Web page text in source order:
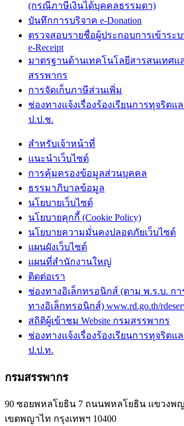
(กรณีภาษีเงินได้บุคคลธรรมดา)
บันทึกการบริจาค e-Donation
ตรวจสอบรายชื่อผู้ประกอบการเข้าระบ
e-Receipt
มาตรฐานด้านเทคโนโลยีสารสนเทศแ
สรรพากร
การจัดเก็บภาษีส่วนเพิ่ม
ช่องทางแจ้งเรื่องร้องเรียนการทุจริต
ป.ป.ช.
สำหรับเจ้าหน้าที่
แนะนำเว็บไซต์
การคุ้มครองข้อมูลส่วนบุคคล
ธรรมาภิบาลข้อมูล
นโยบายเว็บไซต์
นโยบายคุกกี้ (Cookie Policy)
นโยบายความมั่นคงปลอดภัยเว็บไซต์
แผนผังเว็บไซต์
แผนที่สำนักงานใหญ่
ติดต่อเรา
ช่องทางอิเล็กทรอนิกส์ (ตาม พ.ร.บ. ก
ทางอิเล็กทรอนิกส์) www.rd.go.th/
สถิติผู้เข้าชม Website กรมสรรพากร
ช่องทางแจ้งเรื่องร้องเรียนการทุจริต
ป.ป.ท.
กรมสรรพากร
90 ซอยพหลโยธิน 7 ถนนพหลโยธิน แขวงพ
เขตพญาไท กรุงเทพฯ 10400